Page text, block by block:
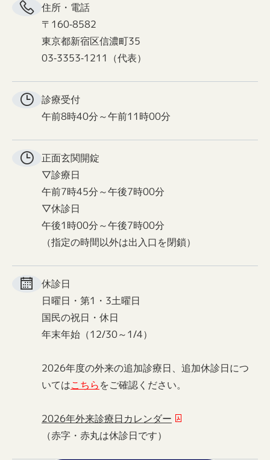
住所・電話
〒160-8582
東京都新宿区信濃町35
03-3353-1211（代表）
診療受付
午前8時40分～午前11時00分
正面玄関開錠
▽診療日
午前7時45分～午後7時00分
▽休診日
午後1時00分～午後7時00分
（指定の時間以外は出入口を閉鎖）
休診日
日曜日・第1・3土曜日
国民の祝日・休日
年末年始（12/30～1/4）
2026年度の外来の追加診療日、追加休診日につ
いてはこちらをご確認ください。
2026年外来診療日カレンダー
（赤字・赤丸は休診日です）